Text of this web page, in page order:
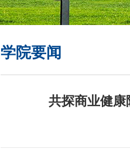
学院要闻
共探商业健